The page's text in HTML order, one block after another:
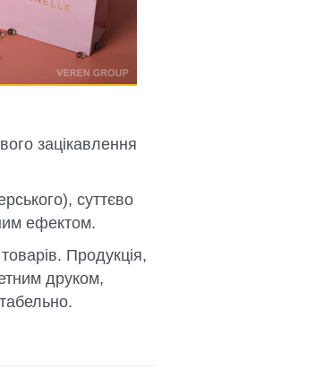
зацікавлення
суттєво
ефектом.
Продукція,
друком,